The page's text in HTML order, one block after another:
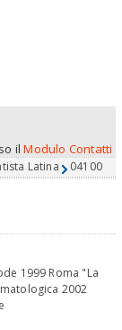
ilModulo Contatti
Latina 04100
1999 Roma "La
2002